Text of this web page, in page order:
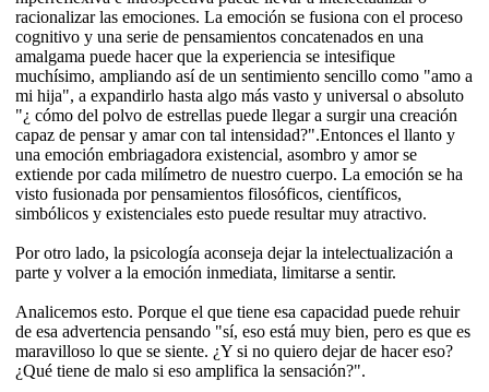
racionalizar las emociones. La emoción se fusiona con el proceso
cognitivo y una serie de pensamientos concatenados en una
amalgama puede hacer que la experiencia se intesifique
muchísimo, ampliando así de un sentimiento sencillo como "amo a
mi hija", a expandirlo hasta algo más vasto y universal o absoluto
"¿ cómo del polvo de estrellas puede llegar a surgir una creación
capaz de pensar y amar con tal intensidad?".Entonces el llanto y
una emoción embriagadora existencial, asombro y amor se
extiende por cada milímetro de nuestro cuerpo. La emoción se ha
visto fusionada por pensamientos filosóficos, científicos,
simbólicos y existenciales esto puede resultar muy atractivo.
Por otro lado, la psicología aconseja dejar la intelectualización a
parte y volver a la emoción inmediata, limitarse a sentir.
Analicemos esto. Porque el que tiene esa capacidad puede rehuir
de esa advertencia pensando "sí, eso está muy bien, pero es que es
maravilloso lo que se siente. ¿Y si no quiero dejar de hacer eso?
¿Qué tiene de malo si eso amplifica la sensación?".